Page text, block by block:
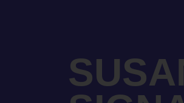
Mendoza Malbec